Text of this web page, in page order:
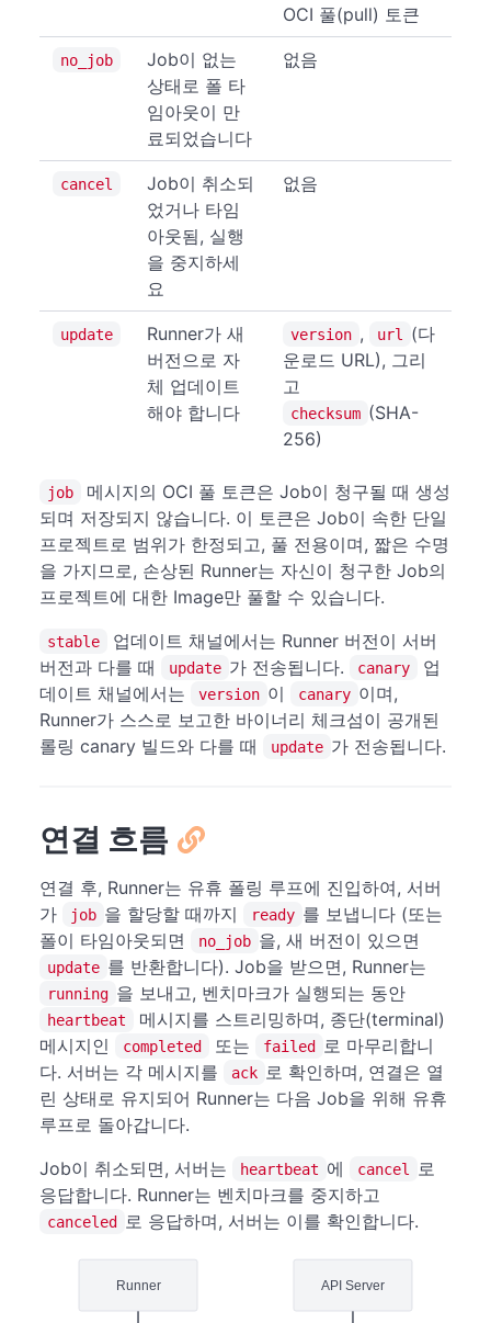
OCI 풀(pull) 토큰
no_job
Job이 없는
상태로 폴 타
임아웃이 만
료되었습니다
없음
cancel
Job이 취소되
었거나 타임
아웃됨, 실행
을 중지하세
요
없음
update
Runner가 새
버전으로 자
체 업데이트
해야 합니다
version , url
(다
운로드 URL), 그리
고
checksum (SHA-
256)
job
메시지의 OCI 풀 토큰은 Job이 청구될 때 생성
되며 저장되지 않습니다. 이 토큰은 Job이 속한 단일
프로젝트로 범위가 한정되고, 풀 전용이며, 짧은 수명
을 가지므로, 손상된 Runner는 자신이 청구한 Job의
프로젝트에 대한 Image만 풀할 수 있습니다.
stable
업데이트 채널에서는 Runner 버전이 서버
버전과 다를 때
update 가 전송됩니다. canary
업
데이트 채널에서는
version 이 canary 이며,
Runner가 스스로 보고한 바이너리 체크섬이 공개된
롤링 canary 빌드와 다를 때
update 가 전송됩니다.
연결 흐름
연결 후, Runner는 유휴 폴링 루프에 진입하여, 서버
가
job 을 할당할 때까지 ready 를 보냅니다 (또는
폴이 타임아웃되면
no_job 을, 새 버전이 있으면
update 를 반환합니다). Job을 받으면, Runner는
running 을 보내고, 벤치마크가 실행되는 동안
heartbeat
메시지를 스트리밍하며, 종단(terminal)
메시지인
completed 또는 failed
로 마무리합니
다. 서버는 각 메시지를
ack
로 확인하며, 연결은 열
린 상태로 유지되어 Runner는 다음 Job을 위해 유휴
루프로 돌아갑니다.
Job이 취소되면, 서버는
heartbeat 에 cancel
로
응답합니다. Runner는 벤치마크를 중지하고
canceled 로 응답하며, 서버는 이를 확인합니다.
API Server
Runner